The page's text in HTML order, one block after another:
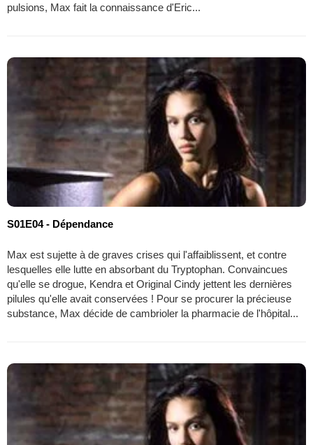
pulsions, Max fait la connaissance d'Eric...
S01E04 - Dépendance
Max est sujette à de graves crises qui l'affaiblissent, et contre
lesquelles elle lutte en absorbant du Tryptophan. Convaincues
qu'elle se drogue, Kendra et Original Cindy jettent les dernières
pilules qu'elle avait conservées ! Pour se procurer la précieuse
substance, Max décide de cambrioler la pharmacie de l'hôpital...